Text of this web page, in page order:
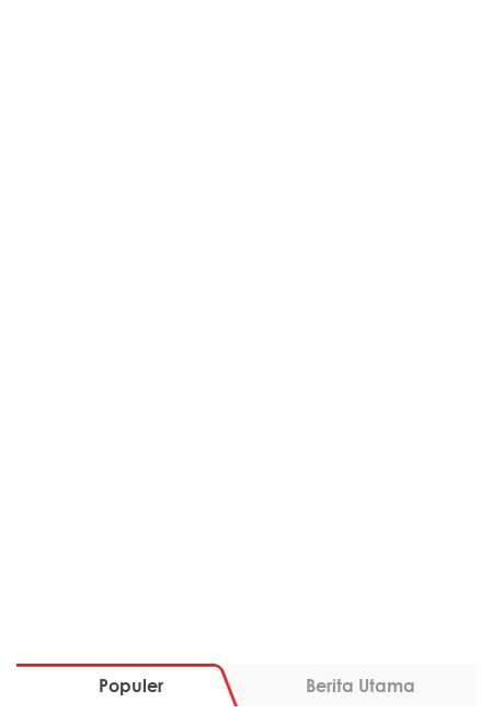
Populer Berita Utama